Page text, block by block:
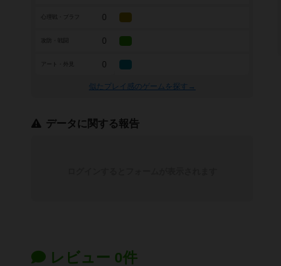
0
0
アート・外見 0
似たプレイ感のゲームを探す→
データに関する報告
レビュー 0件